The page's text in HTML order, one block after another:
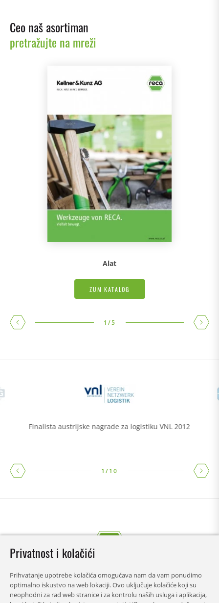
Ceo naš asortiman
pretražujte na mreži
Alat
ZUM KATALOG
1 /5
Finalista austrijske nagrade za logistiku VNL 2012
1 /10
Privatnost i kolačići
Prihvatanje upotrebe kolačića omogućava nam da vam ponudimo
optimalno iskustvo na web lokaciji. Ovo uključuje kolačiće koji su
neophodni za rad web stranice i za kontrolu naših usluga i aplikacija,